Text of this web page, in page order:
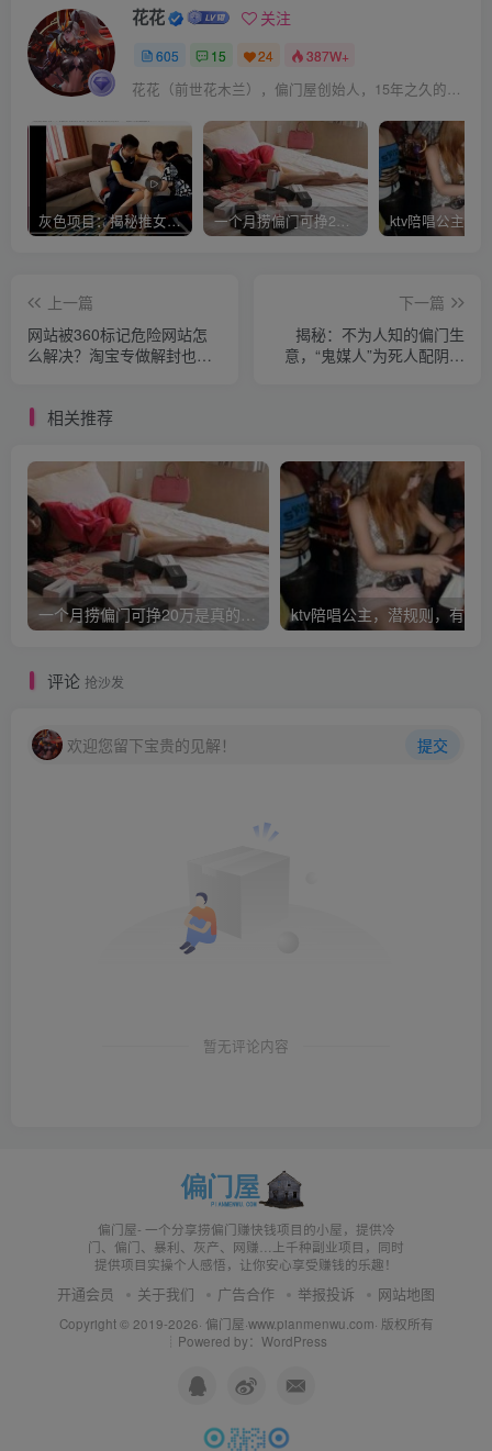
花花 关注
605 15 24 387W+
花花（前世花木兰），偏门屋创始人，15年之久的网上赚钱经验。
灰色项目：揭秘推女郎艾栗栗收费视频赚钱套路! 一个月捞偏门可挣20万是真的吗？
上一篇
网站被360标记危险网站怎
么解决？淘宝专做解封也能
下一篇
揭秘：不为人知的偏门生
意，“鬼媒人”为死人配阴亲
相关推荐
一个月捞偏门可挣20万是真的吗？
评论 抢沙发
欢迎您留下宝贵的见解！ 提交
暂无评论内容
偏门屋- 一个分享捞偏门赚快钱项目的小屋，提供冷
门、偏门、暴利、灰产、网赚…上千种副业项目，同时
提供项目实操个人感悟，让你安心享受赚钱的乐趣！
开通会员 关于我们 广告合作 举报投诉 网站地图
Copyright © 2019-2026· 偏门屋·www.pianmenwu.com· 版权所有
┊Powered by：WordPress